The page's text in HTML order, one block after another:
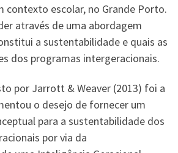
contexto escolar, no Grande Porto.
através de uma abordagem
a sustentabilidade e quais as
dos programas intergeracionais.
por Jarrott & Weaver (2013) foi a
o desejo de fornecer um
para a sustentabilidade dos
por via da